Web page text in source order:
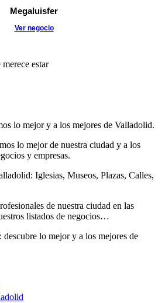
Megaluisfer
Ver negocio
merece estar
lo mejor y a los mejores de Valladolid.
lo mejor de nuestra ciudad y a los
y empresas.
Iglesias, Museos, Plazas, Calles,
de nuestra ciudad en las
listados de negocios…
lo mejor y a los mejores de